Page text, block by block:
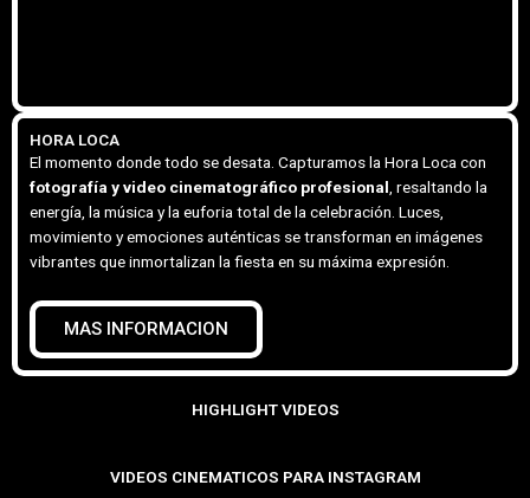
HORA LOCA
El momento donde todo se desata. Capturamos la Hora Loca con
fotografía y video cinematográfico profesional, resaltando la
energía, la música y la euforia total de la celebración. Luces,
movimiento y emociones auténticas se transforman en imágenes
vibrantes que inmortalizan la fiesta en su máxima expresión.
MAS INFORMACION
HIGHLIGHT VIDEOS
VIDEOS CINEMATICOS PARA INSTAGRAM